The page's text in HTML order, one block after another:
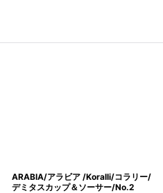
ARABIA/アラビア /Koralli/コラリー/
デミタスカップ＆ソーサー/No.2